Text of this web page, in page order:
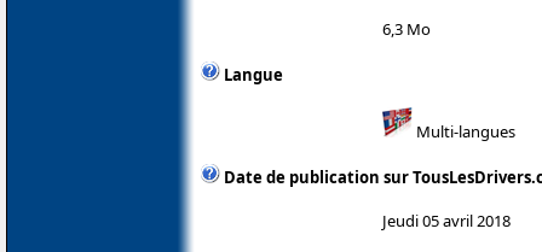
6,3 Mo
Langue
Multi-langues
Date de publication sur
Jeudi 05 avril 2018